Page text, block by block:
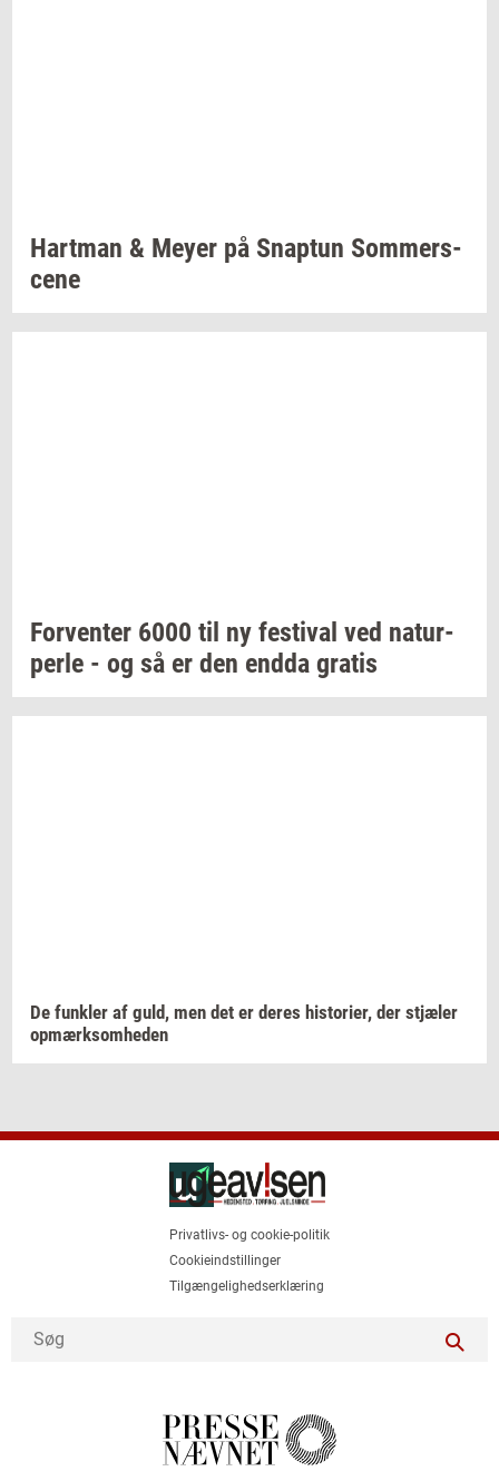
Hart­man & Meyer på Snap­tun Som­mer­s­
ce­ne
For­ven­ter 6000 til ny festi­val ved na­tur­
per­le - og så er den endda gra­tis
De funk­ler af guld, men det er deres hi­sto­ri­er, der stjæ­ler
op­mærk­som­he­den
Privatlivs- og cookie-politik
Cookieindstillinger
Tilgængelighedserklæring